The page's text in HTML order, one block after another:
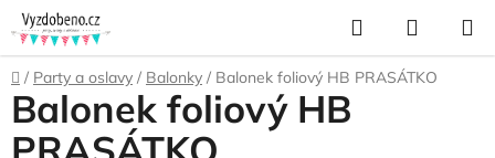
Přejít
na
obsah
Hledat
KOŠÍK
Domů
/ Party a oslavy / Balonky / Balonek foliový HB PRASÁTKO
Balonek foliový HB